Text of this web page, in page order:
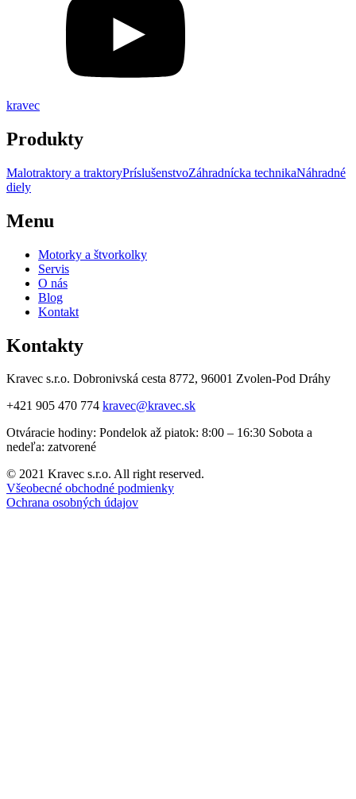
kravec
Produkty
Malotraktory a traktoryPríslušenstvoZáhradnícka technikaNáhradné
diely
Menu
Motorky a štvorkolky
Servis
O nás
Blog
Kontakt
Kontakty
Kravec s.r.o. Dobronivská cesta 8772, 96001 Zvolen-Pod Dráhy
+421 905 470 774 kravec@kravec.sk
Otváracie hodiny: Pondelok až piatok: 8:00 – 16:30 Sobota a
nedeľa: zatvorené
© 2021 Kravec s.r.o. All right reserved.
Všeobecné obchodné podmienky
Ochrana osobných údajov